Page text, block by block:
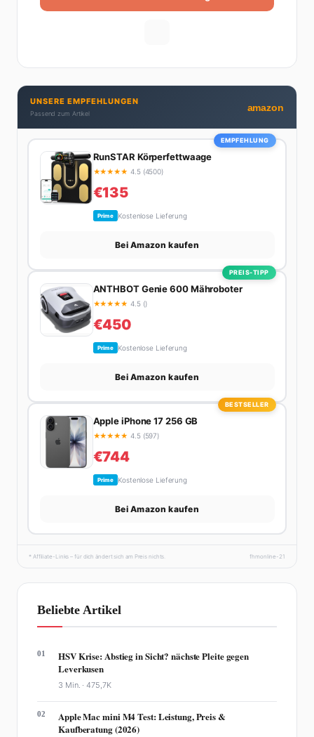
UNSERE EMPFEHLUNGEN
Passend zum Artikel
amazon
EMPFEHLUNG
RunSTAR Körperfettwaage
★★★★★ 4.5 (4500)
€135
Prime Kostenlose Lieferung
Bei Amazon kaufen
PREIS-TIPP
ANTHBOT Genie 600 Mähroboter
★★★★★ 4.5 ()
€450
Prime Kostenlose Lieferung
Bei Amazon kaufen
BESTSELLER
Apple iPhone 17 256 GB
★★★★★ 4.5 (597)
€744
Prime Kostenlose Lieferung
Bei Amazon kaufen
* Affiliate-Links – für dich ändert sich am Preis nichts. fhmonline-21
Beliebte Artikel
01
HSV Krise: Abstieg in Sicht? nächste Pleite gegen
Leverkusen
3 Min. ·475,7K
02
Apple Mac mini M4 Test: Leistung, Preis &
Kaufberatung (2026)